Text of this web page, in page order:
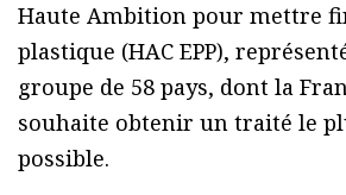
Haute Ambition pour mettre
plastique (HAC EPP),
groupe de 58 pays, dont la
souhaite obtenir un traité le
possible.